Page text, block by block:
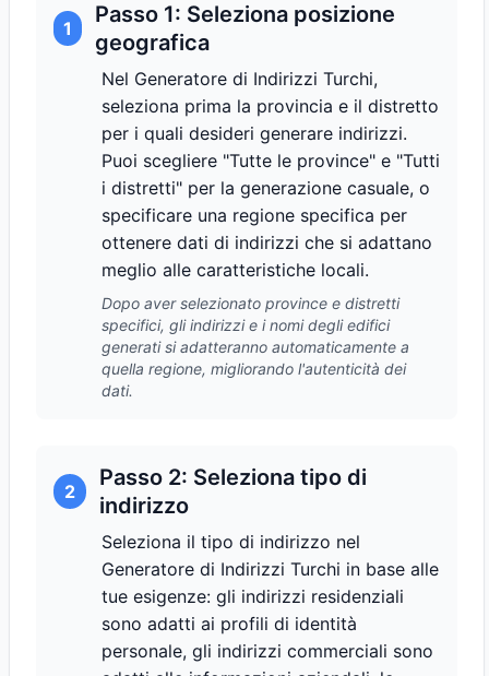
1
Passo 1: Seleziona posizione
geografica
Nel Generatore di Indirizzi Turchi,
seleziona prima la provincia e il distretto
per i quali desideri generare indirizzi.
Puoi scegliere "Tutte le province" e "Tutti
i distretti" per la generazione casuale, o
specificare una regione specifica per
ottenere dati di indirizzi che si adattano
meglio alle caratteristiche locali.
Dopo aver selezionato province e distretti
specifici, gli indirizzi e i nomi degli edifici
generati si adatteranno automaticamente a
quella regione, migliorando l'autenticità dei
dati.
2
Passo 2: Seleziona tipo di
indirizzo
Seleziona il tipo di indirizzo nel
Generatore di Indirizzi Turchi in base alle
tue esigenze: gli indirizzi residenziali
sono adatti ai profili di identità
personale, gli indirizzi commerciali sono